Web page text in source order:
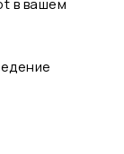
в вашем